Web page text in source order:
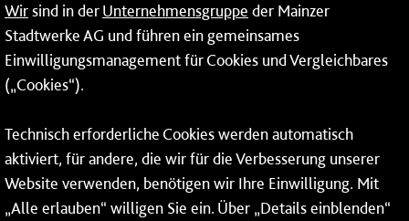
24-Stunden-Telefon*
06131 – 12 77 77
Fax: 06131 – 12 66 66
* Montags bis freitags bis 7 und ab 18 Uhr sowie an
Wochenenden und Feiertagen ganztags werden Ihre
Anrufe je nach Themenauswahl an ein Callcenter des
Wirsind in derUnternehmensgruppe der Mainzer
Stadtwerke AG und führen ein gemeinsames
Einwilligungsmanagement für Cookies und Vergleichbares
(„Cookies“).
Technisch erforderliche Cookies werden automatisch
aktiviert, für andere, die wir für die Verbesserung unserer
Website verwenden, benötigen wir Ihre Einwilligung. Mit
„Alle erlauben“ willigen Sie ein. Über „Details einblenden“